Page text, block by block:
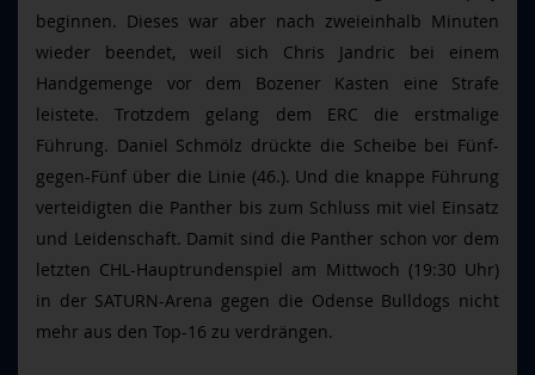
beginnen. Dieses war aber nach zweieinhalb Minuten
wieder beendet, weil sich Chris Jandric bei einem
Handgemenge vor dem Bozener Kasten eine Strafe
leistete. Trotzdem gelang dem ERC die erstmalige
Führung. Daniel Schmölz drückte die Scheibe bei Fünf-
gegen-Fünf über die Linie (46.). Und die knappe Führung
verteidigten die Panther bis zum Schluss mit viel Einsatz
und Leidenschaft. Damit sind die Panther schon vor dem
letzten CHL-Hauptrundenspiel am Mittwoch (19:30 Uhr)
in der SATURN-Arena gegen die Odense Bulldogs nicht
mehr aus den Top-16 zu verdrängen.